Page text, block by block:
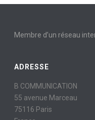
Membre d’un réseau
ADRESSE
B COMMUNICATION
55 avenue Marceau
75116 Paris